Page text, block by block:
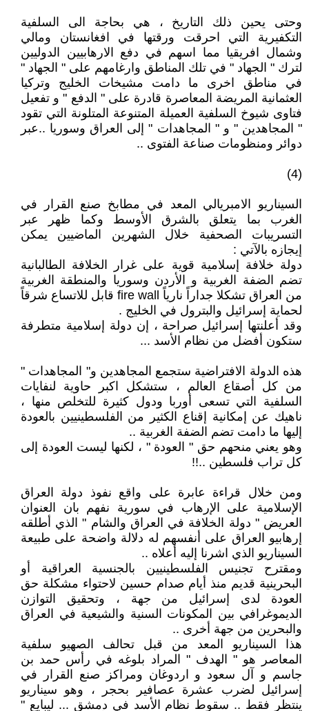
وحتى يحين ذلك التاريخ ، هي بحاجة الى السلفية
التكفيرية التي احرقت ورقتها في افغانستان ومالي
وشمال افريقيا مما اسهم في دفع الارهابيين الدوليين
لترك " الجهاد " في تلك المناطق وارغامهم على " الجهاد "
في مناطق اخرى ما دامت مشيخات الخليج وتركيا
العثمانية المريضة المعاصرة قادرة على " الدفع " و تفعيل
فتاوى شيوخ السلفية العميلة المتنوعة المتلونة التي تقود
" المجاهدين " و " المجاهدات " إلى العراق وسوريا ..عبر
دوائر ومنظومات صناعة الفتوى ..
(4)
السيناريو الامبريالي المعد في مطابخ صنع القرار في
الغرب بما يتعلق بالشرق الأوسط وكما ظهر عبر
التسريبات الصحفية خلال الشهرين الماضيين يمكن
إيجازه بالآتي :
دولة خلافة إسلامية قوية على غرار الخلافة الطالبانية
تضم الضفة الغربية و الأردن وسوريا والمنطقة الغربية
من العراق تشكلا جداراً نارياً fire wall قابل للاتساع شرقاً
لحماية إسرائيل والبترول في الخليج .
وقد أعلنتها إسرائيل صراحة ، إن دولة إسلامية متطرفة
ستكون أفضل من نظام الأسد ...
هذه الدولة الافتراضية ستجمع المجاهدين و" المجاهدات "
من كل أصقاع العالم ، ستشكل اكبر حاوية لنفايات
السلفية التي تسعى أوربا ودول كثيرة للتخلص منها ،
ناهيك عن إمكانية إقناع الكثير من الفلسطينيين بالعودة
إليها ما دامت تضم الضفة الغربية ..
وهو يعني منحهم حق " العودة " ، لكنها ليست العودة إلى
كل تراب فلسطين ..!!
ومن خلال قراءة عابرة على واقع نفوذ دولة العراق
الإسلامية على الإرهاب في سورية نفهم بان العنوان
العريض " دولة الخلافة في العراق والشام " الذي أطلقه
إرهابيو العراق على أنفسهم له دلالة واضحة على طبيعة
السيناريو الذي اشرنا إليه أعلاه ..
ومقترح تجنيس الفلسطينيين بالجنسية العراقية أو
البحرينية قديم منذ أيام صدام حسين لاحتواء مشكلة حق
العودة لدى إسرائيل من جهة ، وتحقيق التوازن
الديموغرافي بين المكونات السنية والشيعية في العراق
والبحرين من جهة أخرى ..
هذا السيناريو المعد من قبل تحالف الصهيو سلفية
المعاصر هو " الهدف " المراد بلوغه في رأس حمد بن
جاسم و آل سعود و اردوغان ومراكز صنع القرار في
إسرائيل لضرب عشرة عصافير بحجر ، وهو سيناريو
ينتظر فقط .. سقوط نظام الأسد في دمشق ... ليبايع "